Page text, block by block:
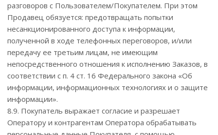
разговоров с Пользователем/Покупателем. При этом
Продавец обязуется: предотвращать попытки
несанкционированного доступа к информации,
полученной в ходе телефонных переговоров, и/или
передачу ее третьим лицам, не имеющим
непосредственного отношения к исполнению Заказов, в
соответствии с п. 4 ст. 16 Федерального закона «Об
информации, информационных технологиях и о защите
информации».
8.9. Покупатель выражает согласие и разрешает
Оператору и контрагентам Оператора обрабатывать